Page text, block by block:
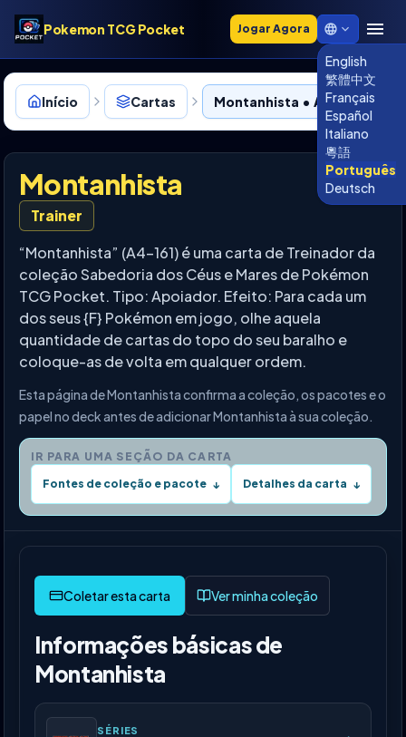
Pokemon TCG Pocket Jogar Agora
English
繁體中文
Français
Español
Italiano
粵語
Português
Deutsch
Início Cartas Montanhista • A4-161
Montanhista
Trainer
“Montanhista” (A4-161) é uma carta de Treinador da
coleção Sabedoria dos Céus e Mares de Pokémon
TCG Pocket. Tipo: Apoiador. Efeito: Para cada um
dos seus {F} Pokémon em jogo, olhe aquela
quantidade de cartas do topo do seu baralho e
coloque-as de volta em qualquer ordem.
Esta página de Montanhista confirma a coleção, os pacotes e o
papel no deck antes de adicionar Montanhista à sua coleção.
IR PARA UMA SEÇÃO DA CARTA
Fontes de coleção e pacote ↓ Detalhes da carta ↓
Ver minha coleção
Informações básicas de
Montanhista
SÉRIES